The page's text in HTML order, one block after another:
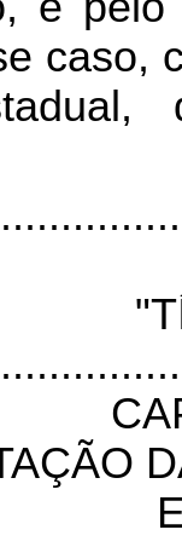
caso,